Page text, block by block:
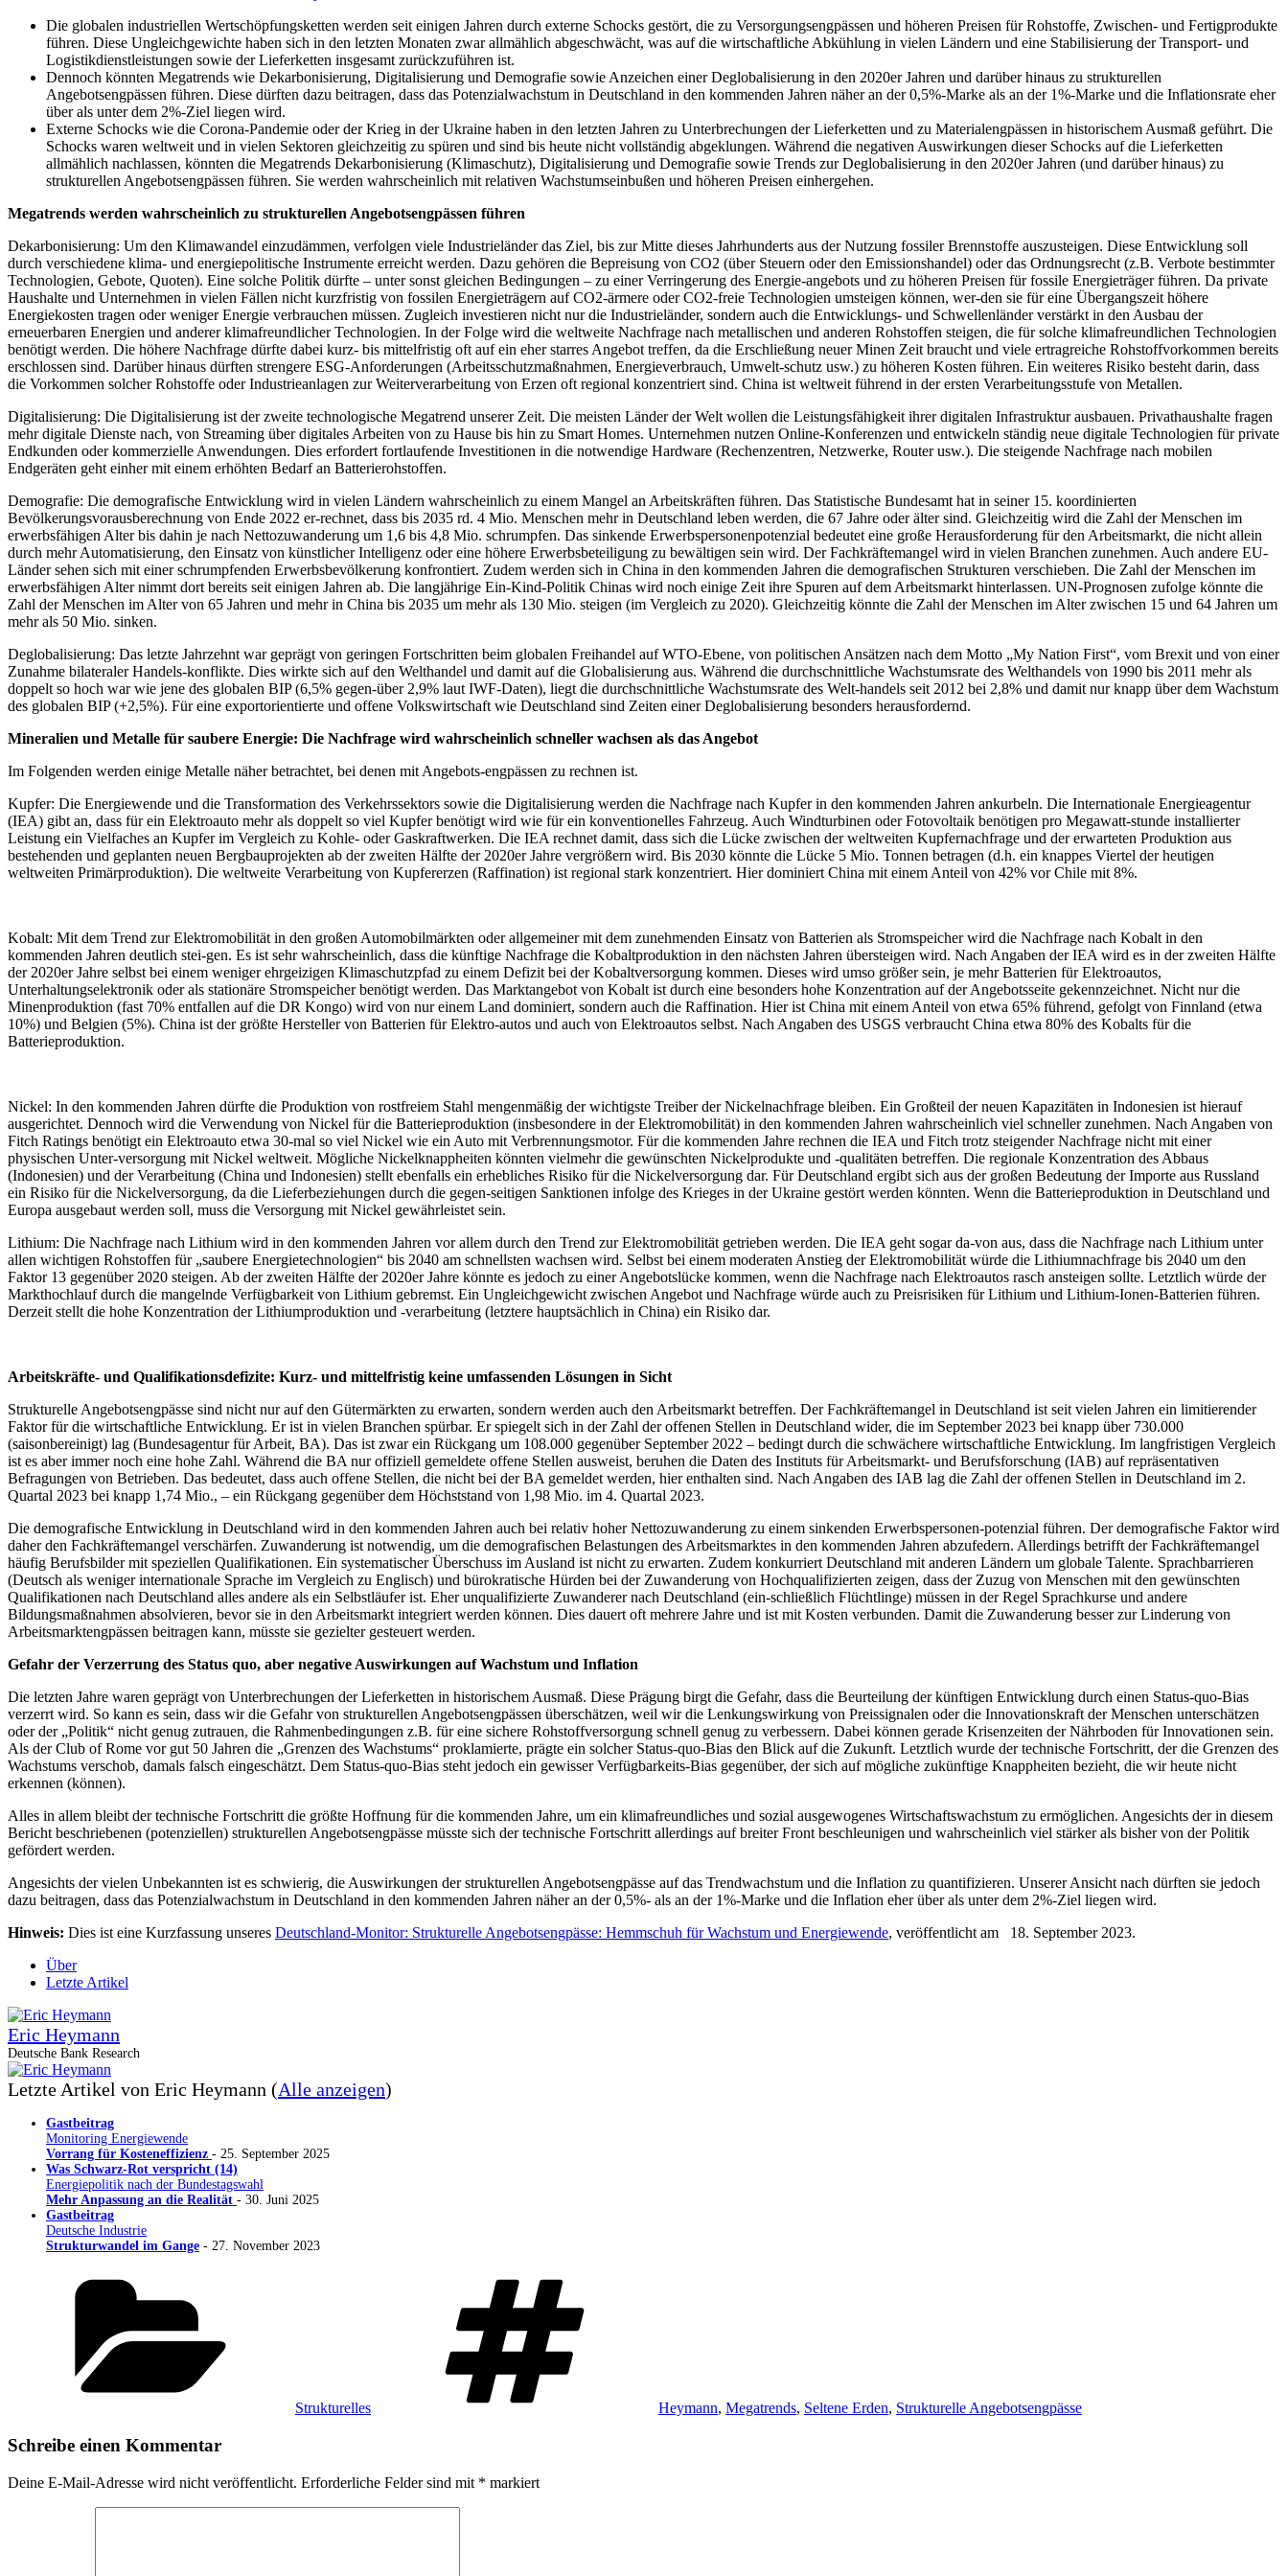
Die globalen industriellen Wertschöpfungsketten werden seit einigen Jahren durch externe Schocks gestört, die zu Versorgungsengpässen und höheren Preisen für Rohstoffe, Zwischen- und Fertigprodukte
führen. Diese Ungleichgewichte haben sich in den letzten Monaten zwar allmählich abgeschwächt, was auf die wirtschaftliche Abkühlung in vielen Ländern und eine Stabilisierung der Transport- und
Logistikdienstleistungen sowie der Lieferketten insgesamt zurückzuführen ist.
Dennoch könnten Megatrends wie Dekarbonisierung, Digitalisierung und Demografie sowie Anzeichen einer Deglobalisierung in den 2020er Jahren und darüber hinaus zu strukturellen
Angebotsengpässen führen. Diese dürften dazu beitragen, dass das Potenzialwachstum in Deutschland in den kommenden Jahren näher an der 0,5%-Marke als an der 1%-Marke und die Inflationsrate eher
über als unter dem 2%-Ziel liegen wird.
Externe Schocks wie die Corona-Pandemie oder der Krieg in der Ukraine haben in den letzten Jahren zu Unterbrechungen der Lieferketten und zu Materialengpässen in historischem Ausmaß geführt. Die
Schocks waren weltweit und in vielen Sektoren gleichzeitig zu spüren und sind bis heute nicht vollständig abgeklungen. Während die negativen Auswirkungen dieser Schocks auf die Lieferketten
allmählich nachlassen, könnten die Megatrends Dekarbonisierung (Klimaschutz), Digitalisierung und Demografie sowie Trends zur Deglobalisierung in den 2020er Jahren (und darüber hinaus) zu
strukturellen Angebotsengpässen führen. Sie werden wahrscheinlich mit relativen Wachstumseinbußen und höheren Preisen einhergehen.
Megatrends werden wahrscheinlich zu strukturellen Angebotsengpässen führen
Dekarbonisierung: Um den Klimawandel einzudämmen, verfolgen viele Industrieländer das Ziel, bis zur Mitte dieses Jahrhunderts aus der Nutzung fossiler Brennstoffe auszusteigen. Diese Entwicklung soll
durch verschiedene klima- und energiepolitische Instrumente erreicht werden. Dazu gehören die Bepreisung von CO2 (über Steuern oder den Emissionshandel) oder das Ordnungsrecht (z.B. Verbote bestimmter
Technologien, Gebote, Quoten). Eine solche Politik dürfte – unter sonst gleichen Bedingungen – zu einer Verringerung des Energie-angebots und zu höheren Preisen für fossile Energieträger führen. Da private
Haushalte und Unternehmen in vielen Fällen nicht kurzfristig von fossilen Energieträgern auf CO2-ärmere oder CO2-freie Technologien umsteigen können, wer-den sie für eine Übergangszeit höhere
Energiekosten tragen oder weniger Energie verbrauchen müssen. Zugleich investieren nicht nur die Industrieländer, sondern auch die Entwicklungs- und Schwellenländer verstärkt in den Ausbau der
erneuerbaren Energien und anderer klimafreundlicher Technologien. In der Folge wird die weltweite Nachfrage nach metallischen und anderen Rohstoffen steigen, die für solche klimafreundlichen Technologien
benötigt werden. Die höhere Nachfrage dürfte dabei kurz- bis mittelfristig oft auf ein eher starres Angebot treffen, da die Erschließung neuer Minen Zeit braucht und viele ertragreiche Rohstoffvorkommen bereits
erschlossen sind. Darüber hinaus dürften strengere ESG-Anforderungen (Arbeitsschutzmaßnahmen, Energieverbrauch, Umwelt-schutz usw.) zu höheren Kosten führen. Ein weiteres Risiko besteht darin, dass
die Vorkommen solcher Rohstoffe oder Industrieanlagen zur Weiterverarbeitung von Erzen oft regional konzentriert sind. China ist weltweit führend in der ersten Verarbeitungsstufe von Metallen.
Digitalisierung: Die Digitalisierung ist der zweite technologische Megatrend unserer Zeit. Die meisten Länder der Welt wollen die Leistungsfähigkeit ihrer digitalen Infrastruktur ausbauen. Privathaushalte fragen
mehr digitale Dienste nach, von Streaming über digitales Arbeiten von zu Hause bis hin zu Smart Homes. Unternehmen nutzen Online-Konferenzen und entwickeln ständig neue digitale Technologien für private
Endkunden oder kommerzielle Anwendungen. Dies erfordert fortlaufende Investitionen in die notwendige Hardware (Rechenzentren, Netzwerke, Router usw.). Die steigende Nachfrage nach mobilen
Endgeräten geht einher mit einem erhöhten Bedarf an Batterierohstoffen.
Demografie: Die demografische Entwicklung wird in vielen Ländern wahrscheinlich zu einem Mangel an Arbeitskräften führen. Das Statistische Bundesamt hat in seiner 15. koordinierten
Bevölkerungsvorausberechnung von Ende 2022 er-rechnet, dass bis 2035 rd. 4 Mio. Menschen mehr in Deutschland leben werden, die 67 Jahre oder älter sind. Gleichzeitig wird die Zahl der Menschen im
erwerbsfähigen Alter bis dahin je nach Nettozuwanderung um 1,6 bis 4,8 Mio. schrumpfen. Das sinkende Erwerbspersonenpotenzial bedeutet eine große Herausforderung für den Arbeitsmarkt, die nicht allein
durch mehr Automatisierung, den Einsatz von künstlicher Intelligenz oder eine höhere Erwerbsbeteiligung zu bewältigen sein wird. Der Fachkräftemangel wird in vielen Branchen zunehmen. Auch andere EU-
Länder sehen sich mit einer schrumpfenden Erwerbsbevölkerung konfrontiert. Zudem werden sich in China in den kommenden Jahren die demografischen Strukturen verschieben. Die Zahl der Menschen im
erwerbsfähigen Alter nimmt dort bereits seit einigen Jahren ab. Die langjährige Ein-Kind-Politik Chinas wird noch einige Zeit ihre Spuren auf dem Arbeitsmarkt hinterlassen. UN-Prognosen zufolge könnte die
Zahl der Menschen im Alter von 65 Jahren und mehr in China bis 2035 um mehr als 130 Mio. steigen (im Vergleich zu 2020). Gleichzeitig könnte die Zahl der Menschen im Alter zwischen 15 und 64 Jahren um
mehr als 50 Mio. sinken.
Deglobalisierung: Das letzte Jahrzehnt war geprägt von geringen Fortschritten beim globalen Freihandel auf WTO-Ebene, von politischen Ansätzen nach dem Motto „My Nation First“, vom Brexit und von einer
Zunahme bilateraler Handels-konflikte. Dies wirkte sich auf den Welthandel und damit auf die Globalisierung aus. Während die durchschnittliche Wachstumsrate des Welthandels von 1990 bis 2011 mehr als
doppelt so hoch war wie jene des globalen BIP (6,5% gegen-über 2,9% laut IWF-Daten), liegt die durchschnittliche Wachstumsrate des Welt-handels seit 2012 bei 2,8% und damit nur knapp über dem Wachstum
des globalen BIP (+2,5%). Für eine exportorientierte und offene Volkswirtschaft wie Deutschland sind Zeiten einer Deglobalisierung besonders herausfordernd.
Mineralien und Metalle für saubere Energie: Die Nachfrage wird wahrscheinlich schneller wachsen als das Angebot
Im Folgenden werden einige Metalle näher betrachtet, bei denen mit Angebots-engpässen zu rechnen ist.
Kupfer: Die Energiewende und die Transformation des Verkehrssektors sowie die Digitalisierung werden die Nachfrage nach Kupfer in den kommenden Jahren ankurbeln. Die Internationale Energieagentur
(IEA) gibt an, dass für ein Elektroauto mehr als doppelt so viel Kupfer benötigt wird wie für ein konventionelles Fahrzeug. Auch Windturbinen oder Fotovoltaik benötigen pro Megawatt-stunde installierter
Leistung ein Vielfaches an Kupfer im Vergleich zu Kohle- oder Gaskraftwerken. Die IEA rechnet damit, dass sich die Lücke zwischen der weltweiten Kupfernachfrage und der erwarteten Produktion aus
bestehenden und geplanten neuen Bergbauprojekten ab der zweiten Hälfte der 2020er Jahre vergrößern wird. Bis 2030 könnte die Lücke 5 Mio. Tonnen betragen (d.h. ein knappes Viertel der heutigen
weltweiten Primärproduktion). Die weltweite Verarbeitung von Kupfererzen (Raffination) ist regional stark konzentriert. Hier dominiert China mit einem Anteil von 42% vor Chile mit 8%.
Kobalt: Mit dem Trend zur Elektromobilität in den großen Automobilmärkten oder allgemeiner mit dem zunehmenden Einsatz von Batterien als Stromspeicher wird die Nachfrage nach Kobalt in den
kommenden Jahren deutlich stei-gen. Es ist sehr wahrscheinlich, dass die künftige Nachfrage die Kobaltproduktion in den nächsten Jahren übersteigen wird. Nach Angaben der IEA wird es in der zweiten Hälfte
der 2020er Jahre selbst bei einem weniger ehrgeizigen Klimaschutzpfad zu einem Defizit bei der Kobaltversorgung kommen. Dieses wird umso größer sein, je mehr Batterien für Elektroautos,
Unterhaltungselektronik oder als stationäre Stromspeicher benötigt werden. Das Marktangebot von Kobalt ist durch eine besonders hohe Konzentration auf der Angebotsseite gekennzeichnet. Nicht nur die
Minenproduktion (fast 70% entfallen auf die DR Kongo) wird von nur einem Land dominiert, sondern auch die Raffination. Hier ist China mit einem Anteil von etwa 65% führend, gefolgt von Finnland (etwa
10%) und Belgien (5%). China ist der größte Hersteller von Batterien für Elektro-autos und auch von Elektroautos selbst. Nach Angaben des USGS verbraucht China etwa 80% des Kobalts für die
Batterieproduktion.
Nickel: In den kommenden Jahren dürfte die Produktion von rostfreiem Stahl mengenmäßig der wichtigste Treiber der Nickelnachfrage bleiben. Ein Großteil der neuen Kapazitäten in Indonesien ist hierauf
ausgerichtet. Dennoch wird die Verwendung von Nickel für die Batterieproduktion (insbesondere in der Elektromobilität) in den kommenden Jahren wahrscheinlich viel schneller zunehmen. Nach Angaben von
Fitch Ratings benötigt ein Elektroauto etwa 30-mal so viel Nickel wie ein Auto mit Verbrennungsmotor. Für die kommenden Jahre rechnen die IEA und Fitch trotz steigender Nachfrage nicht mit einer
physischen Unter-versorgung mit Nickel weltweit. Mögliche Nickelknappheiten könnten vielmehr die gewünschten Nickelprodukte und -qualitäten betreffen. Die regionale Konzentration des Abbaus
(Indonesien) und der Verarbeitung (China und Indonesien) stellt ebenfalls ein erhebliches Risiko für die Nickelversorgung dar. Für Deutschland ergibt sich aus der großen Bedeutung der Importe aus Russland
ein Risiko für die Nickelversorgung, da die Lieferbeziehungen durch die gegen-seitigen Sanktionen infolge des Krieges in der Ukraine gestört werden könnten. Wenn die Batterieproduktion in Deutschland und
Europa ausgebaut werden soll, muss die Versorgung mit Nickel gewährleistet sein.
Lithium: Die Nachfrage nach Lithium wird in den kommenden Jahren vor allem durch den Trend zur Elektromobilität getrieben werden. Die IEA geht sogar da-von aus, dass die Nachfrage nach Lithium unter
allen wichtigen Rohstoffen für „saubere Energietechnologien“ bis 2040 am schnellsten wachsen wird. Selbst bei einem moderaten Anstieg der Elektromobilität würde die Lithiumnachfrage bis 2040 um den
Faktor 13 gegenüber 2020 steigen. Ab der zweiten Hälfte der 2020er Jahre könnte es jedoch zu einer Angebotslücke kommen, wenn die Nachfrage nach Elektroautos rasch ansteigen sollte. Letztlich würde der
Markthochlauf durch die mangelnde Verfügbarkeit von Lithium gebremst. Ein Ungleichgewicht zwischen Angebot und Nachfrage würde auch zu Preisrisiken für Lithium und Lithium-Ionen-Batterien führen.
Derzeit stellt die hohe Konzentration der Lithiumproduktion und -verarbeitung (letztere hauptsächlich in China) ein Risiko dar.
Arbeitskräfte- und Qualifikationsdefizite: Kurz- und mittelfristig keine umfassenden Lösungen in Sicht
Strukturelle Angebotsengpässe sind nicht nur auf den Gütermärkten zu erwarten, sondern werden auch den Arbeitsmarkt betreffen. Der Fachkräftemangel in Deutschland ist seit vielen Jahren ein limitierender
Faktor für die wirtschaftliche Entwicklung. Er ist in vielen Branchen spürbar. Er spiegelt sich in der Zahl der offenen Stellen in Deutschland wider, die im September 2023 bei knapp über 730.000
(saisonbereinigt) lag (Bundesagentur für Arbeit, BA). Das ist zwar ein Rückgang um 108.000 gegenüber September 2022 – bedingt durch die schwächere wirtschaftliche Entwicklung. Im langfristigen Vergleich
ist es aber immer noch eine hohe Zahl. Während die BA nur offiziell gemeldete offene Stellen ausweist, beruhen die Daten des Instituts für Arbeitsmarkt- und Berufsforschung (IAB) auf repräsentativen
Befragungen von Betrieben. Das bedeutet, dass auch offene Stellen, die nicht bei der BA gemeldet werden, hier enthalten sind. Nach Angaben des IAB lag die Zahl der offenen Stellen in Deutschland im 2.
Quartal 2023 bei knapp 1,74 Mio., – ein Rückgang gegenüber dem Höchststand von 1,98 Mio. im 4. Quartal 2023.
Die demografische Entwicklung in Deutschland wird in den kommenden Jahren auch bei relativ hoher Nettozuwanderung zu einem sinkenden Erwerbspersonen-potenzial führen. Der demografische Faktor wird
daher den Fachkräftemangel verschärfen. Zuwanderung ist notwendig, um die demografischen Belastungen des Arbeitsmarktes in den kommenden Jahren abzufedern. Allerdings betrifft der Fachkräftemangel
häufig Berufsbilder mit speziellen Qualifikationen. Ein systematischer Überschuss im Ausland ist nicht zu erwarten. Zudem konkurriert Deutschland mit anderen Ländern um globale Talente. Sprachbarrieren
(Deutsch als weniger internationale Sprache im Vergleich zu Englisch) und bürokratische Hürden bei der Zuwanderung von Hochqualifizierten zeigen, dass der Zuzug von Menschen mit den gewünschten
Qualifikationen nach Deutschland alles andere als ein Selbstläufer ist. Eher unqualifizierte Zuwanderer nach Deutschland (ein-schließlich Flüchtlinge) müssen in der Regel Sprachkurse und andere
Bildungsmaßnahmen absolvieren, bevor sie in den Arbeitsmarkt integriert werden können. Dies dauert oft mehrere Jahre und ist mit Kosten verbunden. Damit die Zuwanderung besser zur Linderung von
Arbeitsmarktengpässen beitragen kann, müsste sie gezielter gesteuert werden.
Gefahr der Verzerrung des Status quo, aber negative Auswirkungen auf Wachstum und Inflation
Die letzten Jahre waren geprägt von Unterbrechungen der Lieferketten in historischem Ausmaß. Diese Prägung birgt die Gefahr, dass die Beurteilung der künftigen Entwicklung durch einen Status-quo-Bias
verzerrt wird. So kann es sein, dass wir die Gefahr von strukturellen Angebotsengpässen überschätzen, weil wir die Lenkungswirkung von Preissignalen oder die Innovationskraft der Menschen unterschätzen
oder der „Politik“ nicht genug zutrauen, die Rahmenbedingungen z.B. für eine sichere Rohstoffversorgung schnell genug zu verbessern. Dabei können gerade Krisenzeiten der Nährboden für Innovationen sein.
Als der Club of Rome vor gut 50 Jahren die „Grenzen des Wachstums“ proklamierte, prägte ein solcher Status-quo-Bias den Blick auf die Zukunft. Letztlich wurde der technische Fortschritt, der die Grenzen des
Wachstums verschob, damals falsch eingeschätzt. Dem Status-quo-Bias steht jedoch ein gewisser Verfügbarkeits-Bias gegenüber, der sich auf mögliche zukünftige Knappheiten bezieht, die wir heute nicht
erkennen (können).
Alles in allem bleibt der technische Fortschritt die größte Hoffnung für die kommenden Jahre, um ein klimafreundliches und sozial ausgewogenes Wirtschaftswachstum zu ermöglichen. Angesichts der in diesem
Bericht beschriebenen (potenziellen) strukturellen Angebotsengpässe müsste sich der technische Fortschritt allerdings auf breiter Front beschleunigen und wahrscheinlich viel stärker als bisher von der Politik
gefördert werden.
Angesichts der vielen Unbekannten ist es schwierig, die Auswirkungen der strukturellen Angebotsengpässe auf das Trendwachstum und die Inflation zu quantifizieren. Unserer Ansicht nach dürften sie jedoch
dazu beitragen, dass das Potenzialwachstum in Deutschland in den kommenden Jahren näher an der 0,5%- als an der 1%-Marke und die Inflation eher über als unter dem 2%-Ziel liegen wird.
Hinweis: Dies ist eine Kurzfassung unseres Deutschland-Monitor: Strukturelle Angebotsengpässe: Hemmschuh für Wachstum und Energiewende, veröffentlicht am 18. September 2023.
Über
Letzte Artikel
Eric Heymann
Deutsche Bank Research
Letzte Artikel von Eric Heymann (Alle anzeigen)
Gastbeitrag
Monitoring Energiewende
Vorrang für Kosteneffizienz - 25. September 2025
Was Schwarz-Rot verspricht (14)
Energiepolitik nach der Bundestagswahl
Mehr Anpassung an die Realität - 30. Juni 2025
Gastbeitrag
Deutsche Industrie
Strukturwandel im Gange - 27. November 2023
Strukturelles Heymann, Megatrends, Seltene Erden, Strukturelle Angebotsengpässe
Schreibe einen Kommentar
Deine E-Mail-Adresse wird nicht veröffentlicht. Erforderliche Felder sind mit * markiert